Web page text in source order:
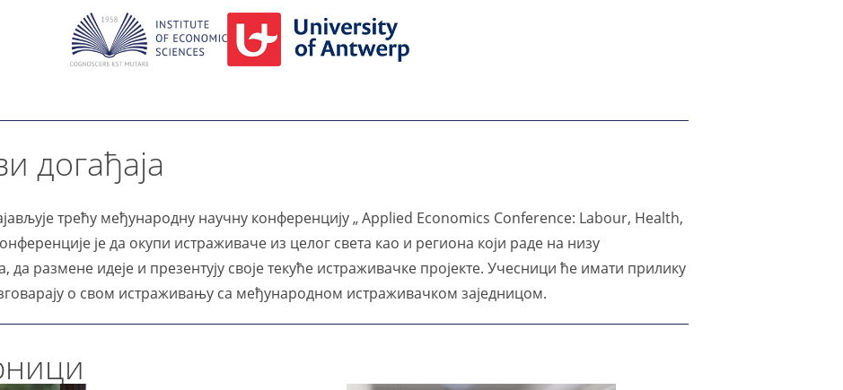
догађаја
трећу међународну научну конференцију „ Applied Economics Conference: Labour, Health,
је да окупи истраживаче из целог света као и региона који раде на низу
размене идеје и презентују своје текуће истраживачке пројекте. Учесници ће имати прилику
о свом истраживању са међународном истраживачком заједницом.